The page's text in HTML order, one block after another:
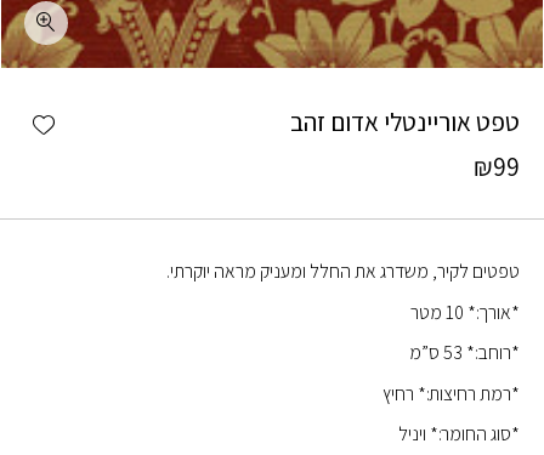
טפט אוריינטלי אדום זהב
₪99
טפטים לקיר, משדרג את החלל ומעניק מראה יוקרתי.
*אורך:* 10 מטר
*רוחב:* 53 ס”מ
*רמת רחיצות:* רחיץ
*סוג החומר:* ויניל